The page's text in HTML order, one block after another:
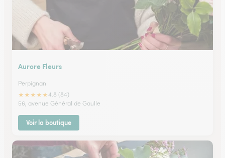
Aurore Fleurs
Perpignan
★★★★★4.8 (84)
56, avenue Général de Gaulle
Voir la boutique